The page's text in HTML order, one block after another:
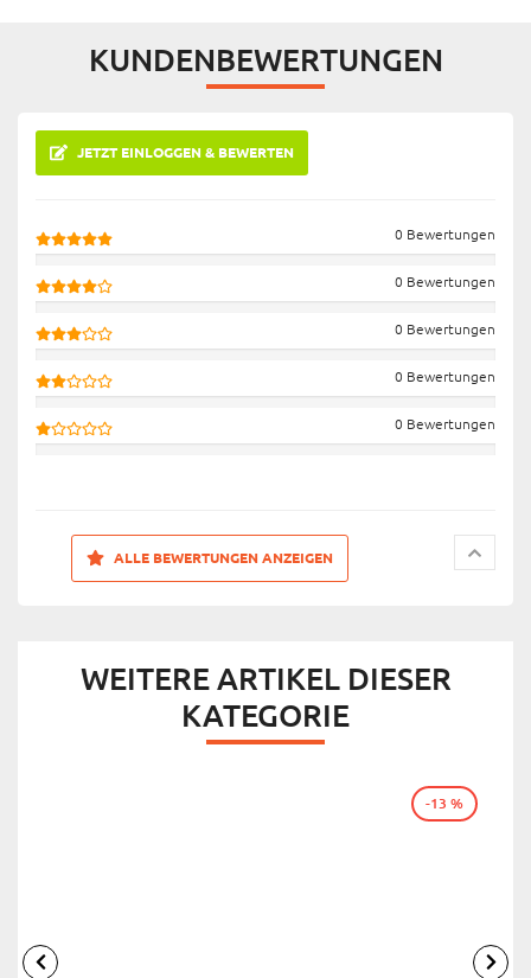
KUNDENBEWERTUNGEN
JETZT EINLOGGEN & BEWERTEN
0 Bewertungen
0 Bewertungen
0 Bewertungen
0 Bewertungen
0 Bewertungen
ALLE BEWERTUNGEN ANZEIGEN
WEITERE ARTIKEL DIESER
KATEGORIE
-13 %